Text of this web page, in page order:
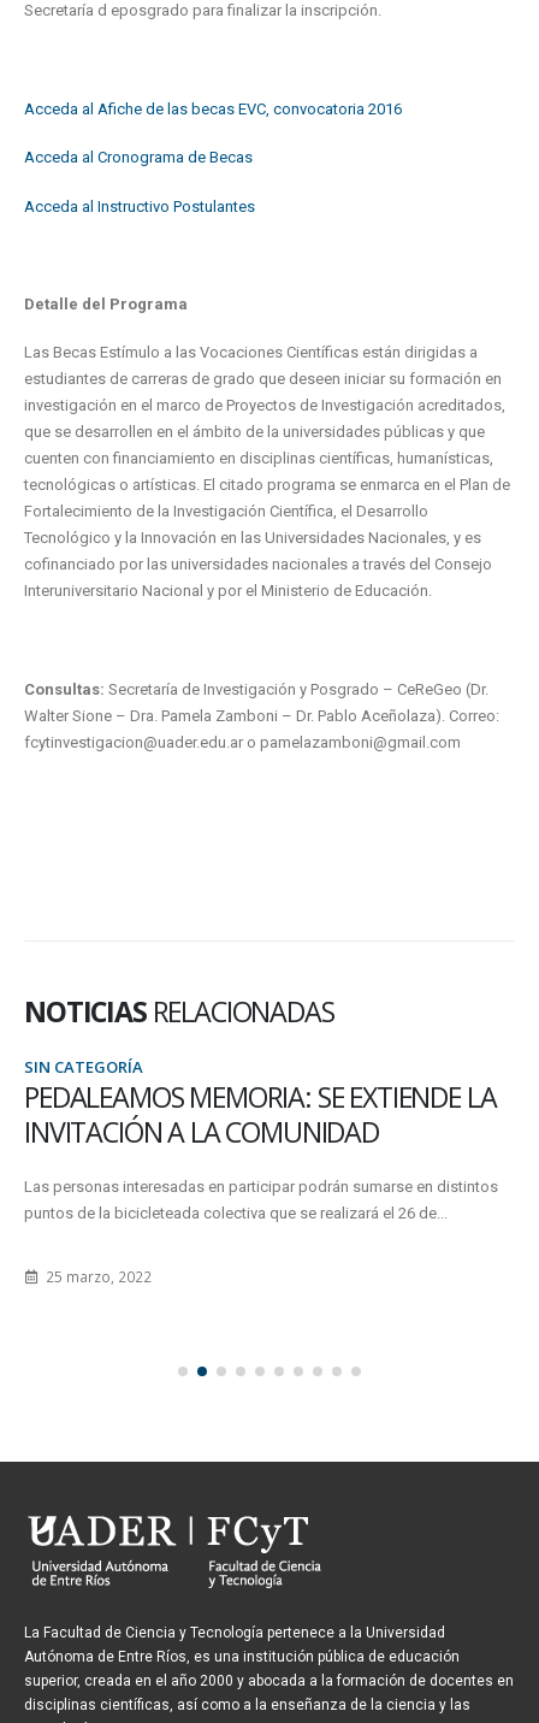
Secretaría d eposgrado para finalizar la inscripción.
Acceda al Afiche de las becas EVC, convocatoria 2016
Acceda al Cronograma de Becas
Acceda al Instructivo Postulantes
Detalle del Programa
Las Becas Estímulo a las Vocaciones Científicas están dirigidas a
estudiantes de carreras de grado que deseen iniciar su formación en
investigación en el marco de Proyectos de Investigación acreditados,
que se desarrollen en el ámbito de la universidades públicas y que
cuenten con financiamiento en disciplinas científicas, humanísticas,
tecnológicas o artísticas. El citado programa se enmarca en el Plan de
Fortalecimiento de la Investigación Científica, el Desarrollo
Tecnológico y la Innovación en las Universidades Nacionales, y es
cofinanciado por las universidades nacionales a través del Consejo
Interuniversitario Nacional y por el Ministerio de Educación.
Consultas: Secretaría de Investigación y Posgrado – CeReGeo (Dr.
Walter Sione – Dra. Pamela Zamboni – Dr. Pablo Aceñolaza). Correo:
fcytinvestigacion@uader.edu.ar o pamelazamboni@gmail.com
NOTICIAS RELACIONADAS
SIN CATEGORÍA
PEDALEAMOS MEMORIA: SE EXTIENDE LA
INVITACIÓN A LA COMUNIDAD
Las personas interesadas en participar podrán sumarse en distintos
puntos de la bicicleteada colectiva que se realizará el 26 de...
25 marzo, 2022
La Facultad de Ciencia y Tecnología pertenece a la Universidad
Autónoma de Entre Ríos, es una institución pública de educación
superior, creada en el año 2000 y abocada a la formación de docentes en
disciplinas científicas, así como a la enseñanza de la ciencia y las